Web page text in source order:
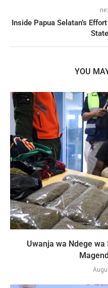
Inside Papua Selatan’s
YOU
Uwanja wa Ndege